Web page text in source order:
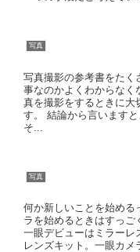
写真
写真撮影の参考書をたく
事なのかよくわからなく
真を撮影をするときに大
す。 結論から言います
そ...
写真
何か新しいことを始める
ラを始めるときはすっ
一眼デビューはミラーレ
レンズキット。一眼カメ